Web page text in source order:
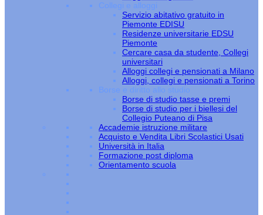
Collegi e alloggi
Servizio abitativo gratuito in
Piemonte EDISU
Residenze universitarie EDSU
Piemonte
Cercare casa da studente, Collegi
universitari
Alloggi collegi e pensionati a Milano
Alloggi, collegi e pensionati a Torino
Borse e diritto allo studio
Borse di studio tasse e premi
Borse di studio per i biellesi del
Collegio Puteano di Pisa
Accademie istruzione militare
Acquisto e Vendita Libri Scolastici Usati
Università in Italia
Formazione post diploma
Orientamento scuola